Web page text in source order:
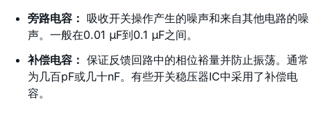
旁路电容： 吸收开关操作产生的噪声和来自其他电路的噪
声。一般在0.01 μF到0.1 μF之间。
补偿电容： 保证反馈回路中的相位裕量并防止振荡。通常
为几百pF或几十nF。有些开关稳压器IC中采用了补偿电
容。